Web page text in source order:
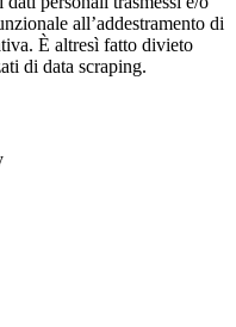
all’addestramento di
È altresì fatto divieto
di data scraping.